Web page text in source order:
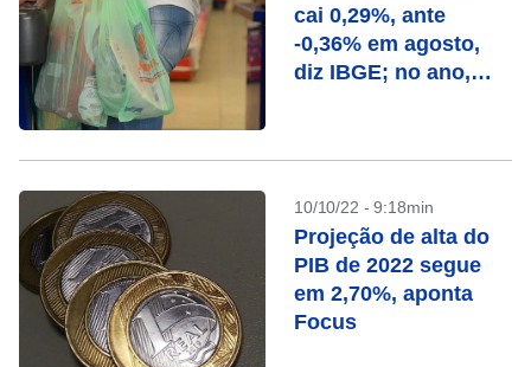
cai 0,29%, ante
-0,36% em agosto,
diz IBGE; no ano,
10/10/22 - 9:18min
Projeção de alta do
PIB de 2022 segue
em 2,70%, aponta
Focus